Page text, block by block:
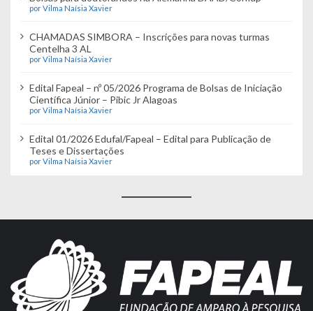
por Vilma Naísia Xavier
CHAMADAS SIMBORA – Inscrições para novas turmas
Centelha 3 AL
por Vilma Naísia Xavier
Edital Fapeal – nº 05/2026 Programa de Bolsas de Iniciação
Científica Júnior – Pibic Jr Alagoas
por Vilma Naísia Xavier
Edital 01/2026 Edufal/Fapeal – Edital para Publicação de
Teses e Dissertações
por Vilma Naísia Xavier